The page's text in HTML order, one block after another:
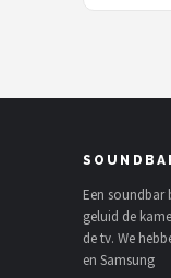
Een soundbar
geluid de
de tv. We
en Samsung